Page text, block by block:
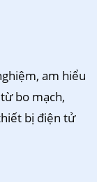
am hiểu
bo mạch,
bị điện tử